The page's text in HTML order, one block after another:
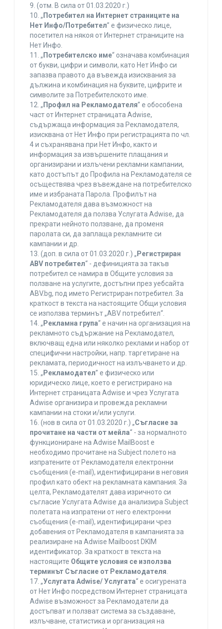
9. (отм. В сила от 01.03.2020 г.)
10. „ Потребител на Интернет страниците на
Нет Инфо/Потребител” е физическо лице,
посетител на някоя от Интернет страниците на
Нет Инфо.
11. „ Потребителско име“ означава комбинация
от букви, цифри и символи, като Нет Инфо си
запазва правото да въвежда изисквания за
дължина и комбинация на буквите, цифрите и
символите за Потребителското име.
12. „ Профил на Рекламодателя” е обособена
част от Интернет страницата Adwise,
съдържаща информация за Рекламодателя,
изисквана от Нет Инфо при регистрацията по чл.
4 и съхранявана при Нет Инфо, както и
информация за извършените плащания и
организирани и излъчени рекламни кампании,
като достъпът до Профила на Рекламодателя се
осъществява чрез въвеждане на потребителско
име и избраната Парола. Профилът на
Рекламодателя дава възможност на
Рекламодателя да ползва Услугата Adwise, да
прекрати нейното ползване, да променя
паролата си, да заплаща рекламните си
кампании и др.
13. (доп. в сила от 01.03.2020 г.) „ Регистриран
ABV потребител“ - дефиницията за такъв
потребител се намира в Общите условия за
ползване на услугите, достъпни през уебсайта
ABV.bg, под името Регистриран потребител. За
краткост в текста на настоящите Общи условия
се използва терминът „ABV потребител“.
14. „ Рекламна група“ е начин на организация на
рекламното съдържание на Рекламодател,
включващ една или няколко реклами и набор от
специфични настройки, напр. таргетиране на
рекламата, периодичност на излъчването и др.
15. „ Рекламодател” е физическо или
юридическо лице, което е регистрирано на
Интернет страницата Adwise и чрез Услугата
Adwise организира и провежда рекламни
кампании на стоки и/или услуги.
16. (нов в сила от 01.03.2020 г.) „Съгласие за
прочитане на части от мейла“ - за нормалното
функциониране на Adwise MailBoost е
необходимо прочитане на Subject полето на
изпратените от Рекламодателя електронни
съобщения (e-mail), идентифицирани в неговия
профил като обект на рекламната кампания. За
целта, Рекламодателят дава изричното си
съгласие Услугата Adwise да анализира Subject
полетата на изпратени от него електронни
съобщения (e-mail), идентифицирани чрез
добавения от Рекламодателя в кампанията за
реализиране на Adwise Mailboost DKIM
идентификатор. За краткост в текста на
настоящите Общите условия се използва
терминът Съгласие от Рекламодателя.
17. „Услугата Adwise/ Услугата“ е осигурената
от Нет Инфо посредством Интернет страницата
Adwise възможност за Рекламодатели да
достъпват и ползват система за създаване,
излъчване, статистика и организация на